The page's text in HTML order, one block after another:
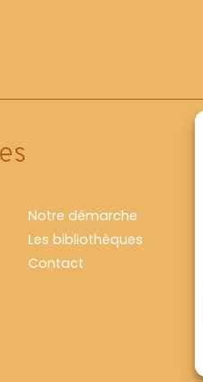
Notre démarche
Les bibliothèques
Contact